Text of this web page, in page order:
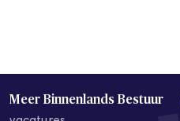
Meer Binnenlands Bestuur